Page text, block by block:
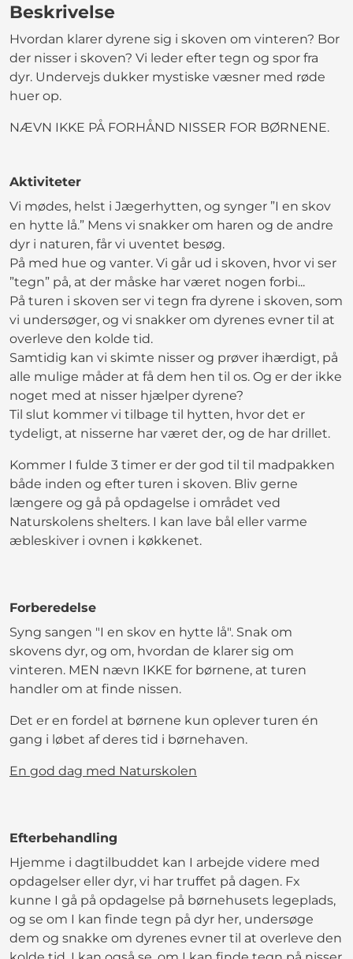
Beskrivelse
Hvordan klarer dyrene sig i skoven om vinteren? Bor
der nisser i skoven? Vi leder efter tegn og spor fra
dyr. Undervejs dukker mystiske væsner med røde
huer op.
NÆVN IKKE PÅ FORHÅND NISSER FOR BØRNENE.
Aktiviteter
Vi mødes, helst i Jægerhytten, og synger ”I en skov
en hytte lå.” Mens vi snakker om haren og de andre
dyr i naturen, får vi uventet besøg.
På med hue og vanter. Vi går ud i skoven, hvor vi ser
”tegn” på, at der måske har været nogen forbi...
På turen i skoven ser vi tegn fra dyrene i skoven, som
vi undersøger, og vi snakker om dyrenes evner til at
overleve den kolde tid.
Samtidig kan vi skimte nisser og prøver ihærdigt, på
alle mulige måder at få dem hen til os. Og er der ikke
noget med at nisser hjælper dyrene?
Til slut kommer vi tilbage til hytten, hvor det er
tydeligt, at nisserne har været der, og de har drillet.
Kommer I fulde 3 timer er der god til til madpakken
både inden og efter turen i skoven. Bliv gerne
længere og gå på opdagelse i området ved
Naturskolens shelters. I kan lave bål eller varme
æbleskiver i ovnen i køkkenet.
Forberedelse
Syng sangen "I en skov en hytte lå". Snak om
skovens dyr, og om, hvordan de klarer sig om
vinteren. MEN nævn IKKE for børnene, at turen
handler om at finde nissen.
Det er en fordel at børnene kun oplever turen én
gang i løbet af deres tid i børnehaven.
En god dag med Naturskolen
Efterbehandling
Hjemme i dagtilbuddet kan I arbejde videre med
opdagelser eller dyr, vi har truffet på dagen. Fx
kunne I gå på opdagelse på børnehusets legeplads,
og se om I kan finde tegn på dyr her, undersøge
dem og snakke om dyrenes evner til at overleve den